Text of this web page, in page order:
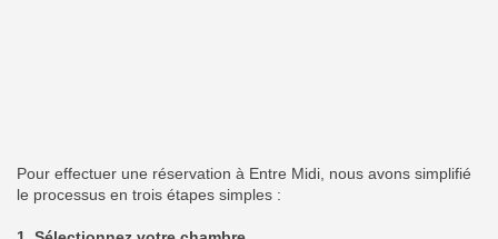
Pour effectuer une réservation à Entre Midi, nous avons simplifié
le processus en trois étapes simples :